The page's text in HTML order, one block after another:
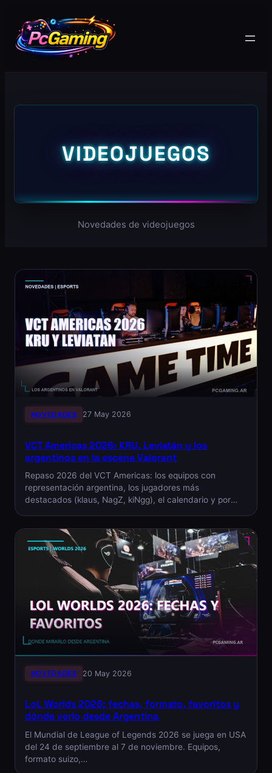
VIDEOJUEGOS
Novedades de videojuegos
NOVEDADES 27 May 2026
VCT Americas 2026: KRU, Leviatán y los
argentinos en la escena Valorant
Repaso 2026 del VCT Americas: los equipos con
representación argentina, los jugadores más
destacados (klaus, NagZ, kiNgg), el calendario y por
NOVEDADES 20 May 2026
LoL Worlds 2026: fechas, formato, favoritos y
dónde verlo desde Argentina
El Mundial de League of Legends 2026 se juega en USA
del 24 de septiembre al 7 de noviembre. Equipos,
formato suizo,…